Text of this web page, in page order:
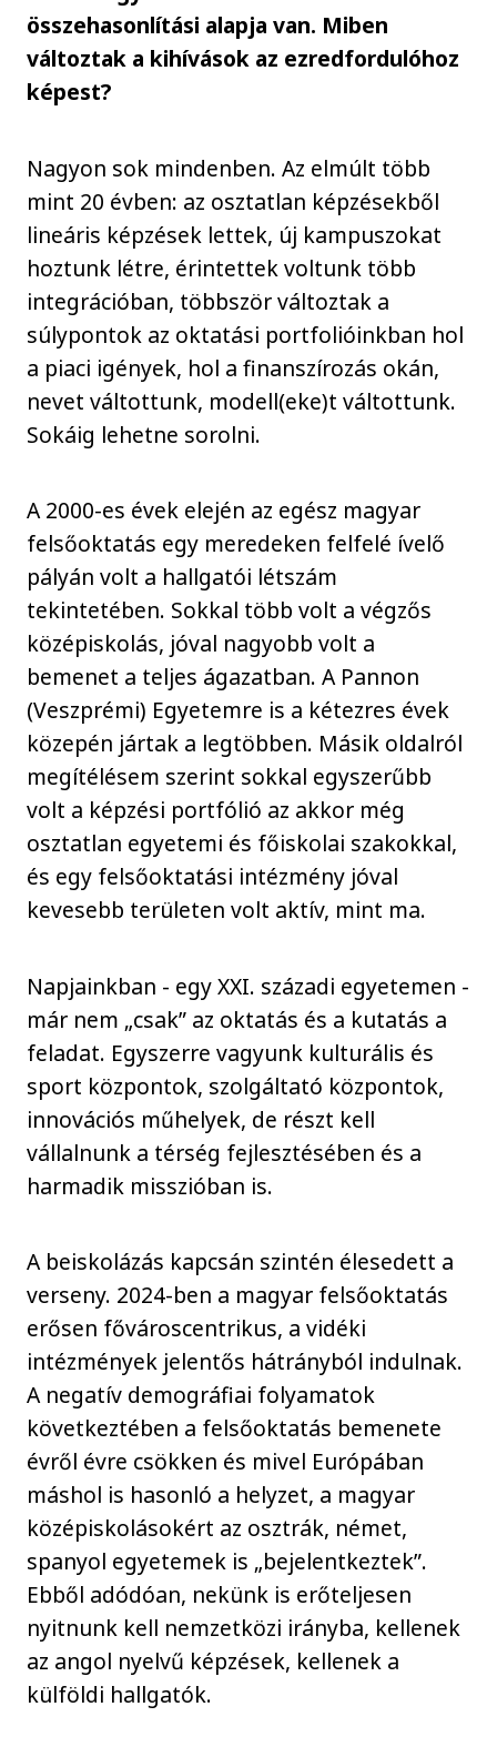
összehasonlítási alapja van. Miben
változtak a kihívások az ezredfordulóhoz
képest?
Nagyon sok mindenben. Az elmúlt több
mint 20 évben: az osztatlan képzésekből
lineáris képzések lettek, új kampuszokat
hoztunk létre, érintettek voltunk több
integrációban, többször változtak a
súlypontok az oktatási portfolióinkban hol
a piaci igények, hol a finanszírozás okán,
nevet váltottunk, modell(eke)t váltottunk.
Sokáig lehetne sorolni.
A 2000-es évek elején az egész magyar
felsőoktatás egy meredeken felfelé ívelő
pályán volt a hallgatói létszám
tekintetében. Sokkal több volt a végzős
középiskolás, jóval nagyobb volt a
bemenet a teljes ágazatban. A Pannon
(Veszprémi) Egyetemre is a kétezres évek
közepén jártak a legtöbben. Másik oldalról
megítélésem szerint sokkal egyszerűbb
volt a képzési portfólió az akkor még
osztatlan egyetemi és főiskolai szakokkal,
és egy felsőoktatási intézmény jóval
kevesebb területen volt aktív, mint ma.
Napjainkban - egy XXI. századi egyetemen -
már nem „csak” az oktatás és a kutatás a
feladat. Egyszerre vagyunk kulturális és
sport központok, szolgáltató központok,
innovációs műhelyek, de részt kell
vállalnunk a térség fejlesztésében és a
harmadik misszióban is.
A beiskolázás kapcsán szintén élesedett a
verseny. 2024-ben a magyar felsőoktatás
erősen fővároscentrikus, a vidéki
intézmények jelentős hátrányból indulnak.
A negatív demográfiai folyamatok
következtében a felsőoktatás bemenete
évről évre csökken és mivel Európában
máshol is hasonló a helyzet, a magyar
középiskolásokért az osztrák, német,
spanyol egyetemek is „bejelentkeztek”.
Ebből adódóan, nekünk is erőteljesen
nyitnunk kell nemzetközi irányba, kellenek
az angol nyelvű képzések, kellenek a
külföldi hallgatók.